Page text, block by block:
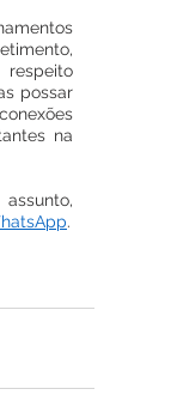
respeito
possar
na
.